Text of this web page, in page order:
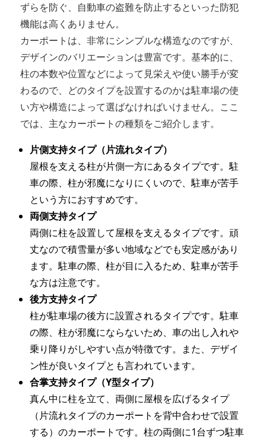
ずらを防ぐ、自動車の盗難を防止するといった防犯
機能は高くありません。
カーポートは、非常にシンプルな構造なのですが、
デザインのバリエーションは豊富です。基本的に、
柱の本数や位置などによって見栄えや使い勝手が変
わるので、どのタイプを設置するのかは駐車場の使
い方や構造によって選ばなければいけません。ここ
では、主なカーポートの種類をご紹介します。
片側支持タイプ（片流れタイプ）
屋根を支える柱が片側一方にあるタイプです。駐
車の際、柱が邪魔になりにくいので、駐車が苦手
という方におすすめです。
両側支持タイプ
両側に柱を設置して屋根を支えるタイプです。頑
丈なので積雪量が多い地域などでも安定感があり
ます。駐車の際、柱が目に入るため、駐車が苦手
な方は注意です。
後方支持タイプ
柱が駐車場の後方に設置されるタイプです。駐車
の際、柱が邪魔にならないため、車の出し入れや
乗り降りがしやすい点が特徴です。また、デザイ
ン性が良いタイプとも言われています。
合掌支持タイプ（Y型タイプ）
真ん中に柱を立て、両側に屋根を広げるタイプ
（片流れタイプのカーポートを背中合わせで設置
する）のカーポートです。柱の両側に1台ずつ駐車